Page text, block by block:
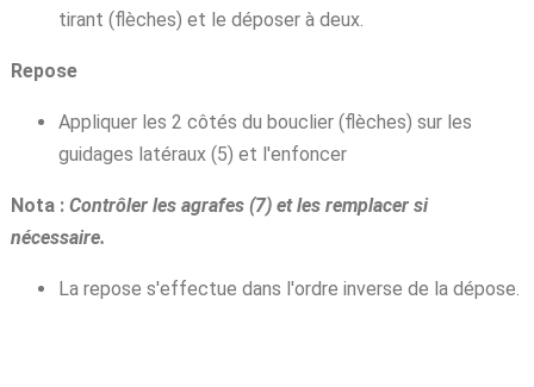
tirant (flèches) et le déposer à deux.
Repose
Appliquer les 2 côtés du bouclier (flèches) sur les
guidages latéraux (5) et l'enfoncer
Nota : Contrôler les agrafes (7) et les remplacer si
nécessaire.
La repose s'effectue dans l'ordre inverse de la dépose.